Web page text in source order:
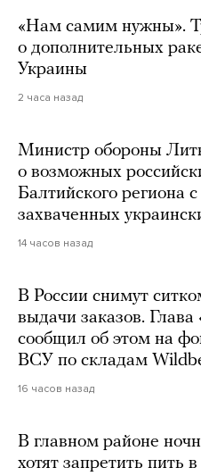
«Нам самим нужны».
о дополнительных
Украины
2 часа назад
Министр обороны
о возможных
Балтийского региона
захваченных
14 часов назад
В России снимут
выдачи заказов.
сообщил об этом на
ВСУ по складам
16 часов назад
В главном районе
хотят запретить пить